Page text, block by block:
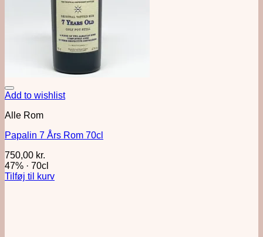
Add to wishlist
Alle Rom
Papalin 7 Års Rom 70cl
750,00 kr.
47% · 70cl
Tilføj til kurv